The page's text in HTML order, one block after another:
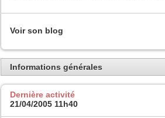
Voir son blog
Informations générales
Dernière activité
21/04/2005 11h40